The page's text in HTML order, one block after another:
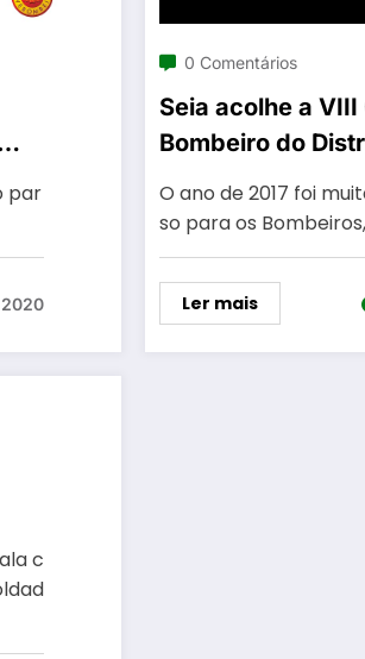
par
0 Comentários
Seia acolhe a VIII
Bombeiro do
O ano de 2017 foi
so para os
Ler mais
c